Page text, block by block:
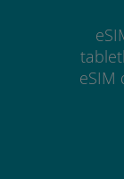
eSIM